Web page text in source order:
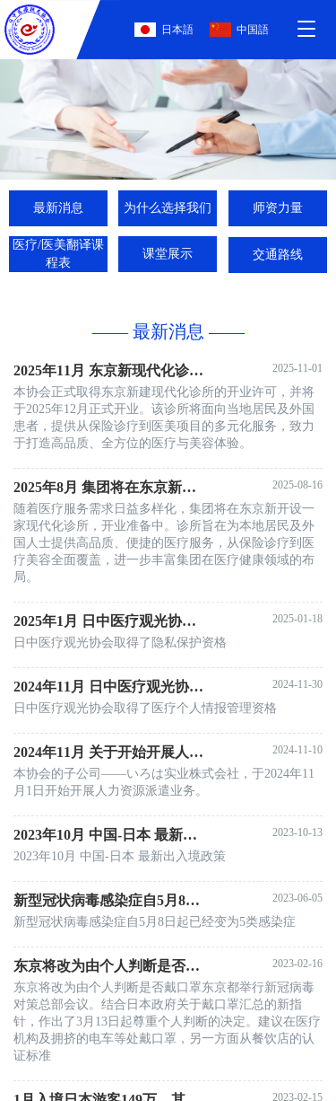
日本語 中国語
T
g
g
l
e
n
a
i
a
最新消息 为什么选择我们 师资力量
医疗/医美翻译课
程表
课堂展示 交通路线
2025年11月 东京新现代化诊所即将于12月正式开业 2025-11-01
本协会正式取得东京新建现代化诊所的开业许可，并将
于2025年12月正式开业。该诊所将面向当地居民及外国
患者，提供从保险诊疗到医美项目的多元化服务，致力
于打造高品质、全方位的医疗与美容体验。
2025年8月 集团将在东京新开设一家现代化诊所，开业准备中 2025-08-16
随着医疗服务需求日益多样化，集团将在东京新开设一
家现代化诊所，开业准备中。诊所旨在为本地居民及外
国人士提供高品质、便捷的医疗服务，从保险诊疗到医
疗美容全面覆盖，进一步丰富集团在医疗健康领域的布
局。
2025年1月 日中医疗观光协会取得了隐私保护资格 2025-01-18
日中医疗观光协会取得了隐私保护资格
2024年11月 日中医疗观光协会取得了医疗个人情报管理资格 2024-11-30
日中医疗观光协会取得了医疗个人情报管理资格
2024年11月 关于开始开展人力资源派遣业务 2024-11-10
本协会的子公司——いろは实业株式会社，于2024年11
月1日开始开展人力资源派遣业务。
2023年10月 中国-日本 最新出入境政策 2023-10-13
2023年10月 中国-日本 最新出入境政策
新型冠状病毒感染症自5月8日起已经变为5类感染症 2023-06-05
新型冠状病毒感染症自5月8日起已经变为5类感染症
东京将改为由个人判断是否戴口罩 2023-02-16
东京将改为由个人判断是否戴口罩东京都举行新冠病毒
对策总部会议。结合日本政府关于戴口罩汇总的新指
针，作出了3月13日起尊重个人判断的决定。建议在医疗
机构及拥挤的电车等处戴口罩，另一方面从餐饮店的认
证标准
2023-02-15
—— 最新消息 ——